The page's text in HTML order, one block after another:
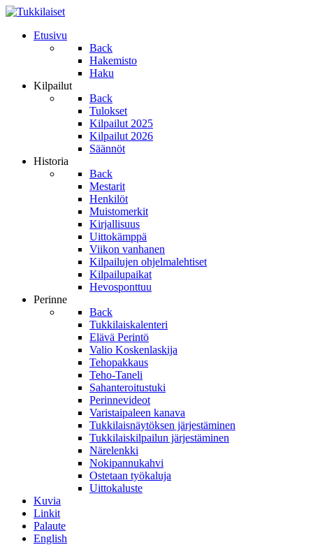
Etusivu
Back
Hakemisto
Haku
Kilpailut
Back
Tulokset
Kilpailut 2025
Kilpailut 2026
Säännöt
Historia
Back
Mestarit
Henkilöt
Muistomerkit
Kirjallisuus
Uittokämppä
Viikon vanhanen
Kilpailujen ohjelmalehtiset
Kilpailupaikat
Hevosponttuu
Perinne
Back
Tukkilaiskalenteri
Elävä Perintö
Valio Koskenlaskija
Tehopakkaus
Teho-Taneli
Sahanteroitustuki
Perinnevideot
Varistaipaleen kanava
Tukkilaisnäytöksen järjestäminen
Tukkilaiskilpailun järjestäminen
Närelenkki
Nokipannukahvi
Ostetaan työkaluja
Uittokaluste
Kuvia
Linkit
Palaute
English